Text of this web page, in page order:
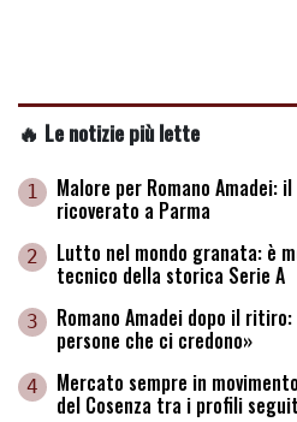
🔥 Le notizie più lette
1 Malore per Romano Amadei:
ricoverato a Parma
2 Lutto nel mondo granata: è
tecnico della storica Serie A
3 Romano Amadei dopo il
persone che ci credono»
4 Mercato sempre in
del Cosenza tra i profili